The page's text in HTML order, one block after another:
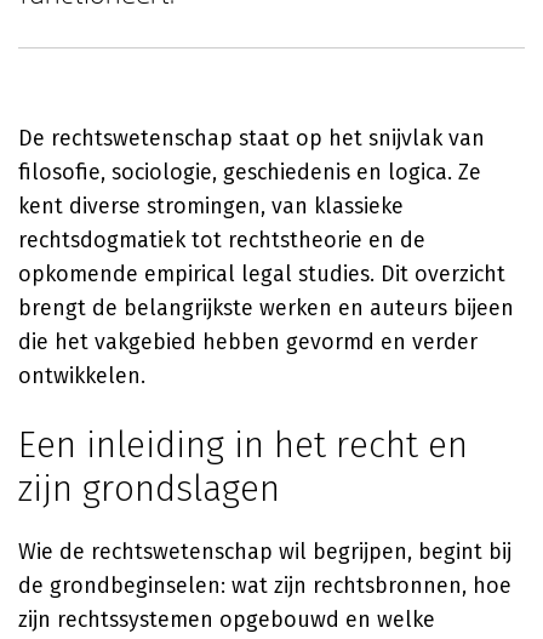
De rechtswetenschap staat op het snijvlak van
filosofie, sociologie, geschiedenis en logica. Ze
kent diverse stromingen, van klassieke
rechtsdogmatiek tot rechtstheorie en de
opkomende empirical legal studies. Dit overzicht
brengt de belangrijkste werken en auteurs bijeen
die het vakgebied hebben gevormd en verder
ontwikkelen.
Een inleiding in het recht en
zijn grondslagen
Wie de rechtswetenschap wil begrijpen, begint bij
de grondbeginselen: wat zijn rechtsbronnen, hoe
zijn rechtssystemen opgebouwd en welke